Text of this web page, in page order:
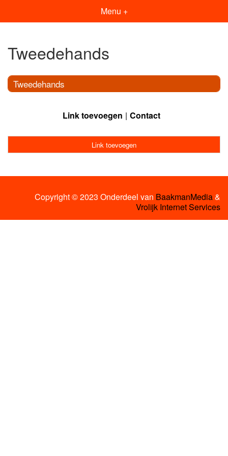
Menu +
Tweedehands
Tweedehands
Link toevoegen Contact
Link toevoegen
Copyright © 2023 Onderdeel van BaakmanMedia&
Vrolijk Internet Services